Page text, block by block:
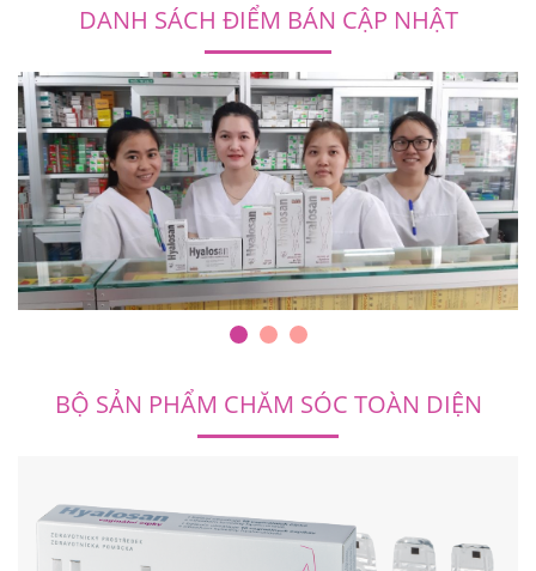
DANH SÁCH ĐIỂM BÁN CẬP NHẬT
BỘ SẢN PHẨM CHĂM SÓC TOÀN DIỆN